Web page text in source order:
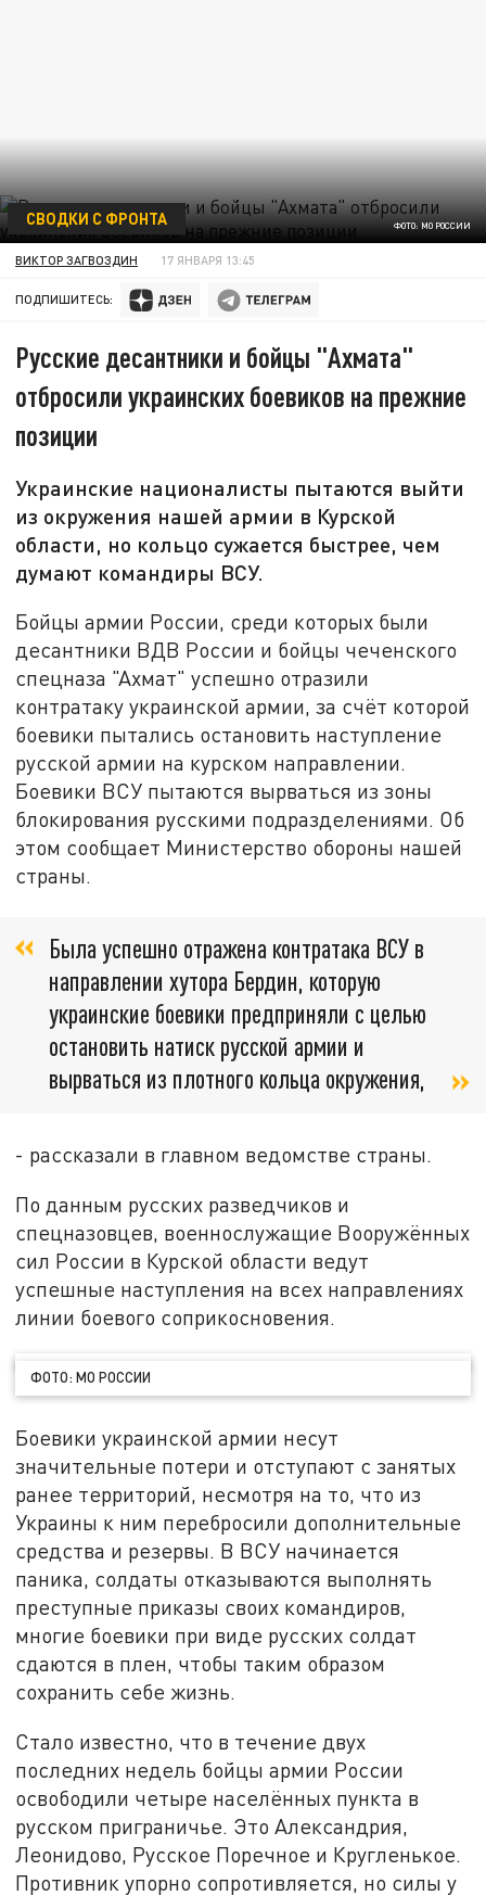
ФОТО: МО РОССИИ
СВОДКИ С ФРОНТА
ВИКТОР ЗАГВОЗДИН 17 ЯНВАРЯ 13:45
ПОДПИШИТЕСЬ:
Русские десантники и бойцы "Ахмата"
отбросили украинских боевиков на прежние
позиции
Украинские националисты пытаются выйти
из окружения нашей армии в Курской
области, но кольцо сужается быстрее, чем
думают командиры ВСУ.
Бойцы армии России, среди которых были
десантники ВДВ России и бойцы чеченского
спецназа "Ахмат" успешно отразили
контратаку украинской армии, за счёт которой
боевики пытались остановить наступление
русской армии на курском направлении.
Боевики ВСУ пытаются вырваться из зоны
блокирования русскими подразделениями. Об
этом сообщает Министерство обороны нашей
страны.
Была успешно отражена контратака ВСУ в
направлении хутора Бердин, которую
украинские боевики предприняли с целью
остановить натиск русской армии и
вырваться из плотного кольца окружения,
- рассказали в главном ведомстве страны.
По данным русских разведчиков и
спецназовцев, военнослужащие Вооружённых
сил России в Курской области ведут
успешные наступления на всех направлениях
линии боевого соприкосновения.
ФОТО: МО РОССИИ
Боевики украинской армии несут
значительные потери и отступают с занятых
ранее территорий, несмотря на то, что из
Украины к ним перебросили дополнительные
средства и резервы. В ВСУ начинается
паника, солдаты отказываются выполнять
преступные приказы своих командиров,
многие боевики при виде русских солдат
сдаются в плен, чтобы таким образом
сохранить себе жизнь.
Стало известно, что в течение двух
последних недель бойцы армии России
освободили четыре населённых пункта в
русском приграничье. Это Александрия,
Леонидово, Русское Поречное и Кругленькое.
Противник упорно сопротивляется, но силы у